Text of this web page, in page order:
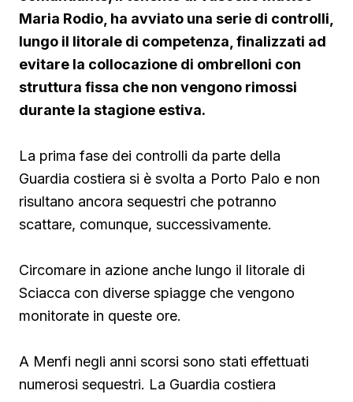
Maria Rodio, ha avviato una serie di controlli,
lungo il litorale di competenza, finalizzati ad
evitare la collocazione di ombrelloni con
struttura fissa che non vengono rimossi
durante la stagione estiva.
La prima fase dei controlli da parte della
Guardia costiera si è svolta a Porto Palo e non
risultano ancora sequestri che potranno
scattare, comunque, successivamente.
Circomare in azione anche lungo il litorale di
Sciacca con diverse spiagge che vengono
monitorate in queste ore.
A Menfi negli anni scorsi sono stati effettuati
numerosi sequestri. La Guardia costiera